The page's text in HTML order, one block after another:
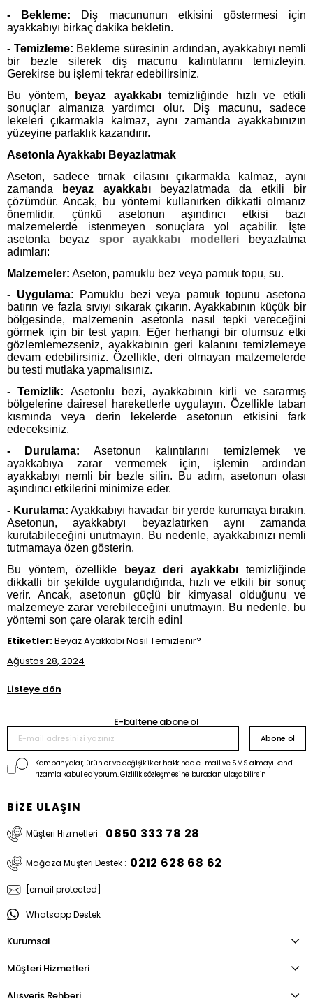
- Bekleme: Diş macununun etkisini göstermesi için
ayakkabıyı birkaç dakika bekletin.
- Temizleme: Bekleme süresinin ardından, ayakkabıyı nemli
bir bezle silerek diş macunu kalıntılarını temizleyin.
Gerekirse bu işlemi tekrar edebilirsiniz.
Bu yöntem,
beyaz ayakkabıtemizliğinde hızlı ve etkili
sonuçlar almanıza yardımcı olur. Diş macunu, sadece
lekeleri çıkarmakla kalmaz, aynı zamanda ayakkabınızın
yüzeyine parlaklık kazandırır.
Asetonla Ayakkabı Beyazlatmak
Aseton, sadece tırnak cilasını çıkarmakla kalmaz, aynı
zamanda
beyaz ayakkabıbeyazlatmada da etkili bir
çözümdür. Ancak, bu yöntemi kullanırken dikkatli olmanız
önemlidir, çünkü asetonun aşındırıcı etkisi bazı
malzemelerde istenmeyen sonuçlara yol açabilir. İşte
asetonla beyaz spor ayakkabı modelleri
beyazlatma
adımları:
Malzemeler: Aseton, pamuklu bez veya pamuk topu, su.
- Uygulama: Pamuklu bezi veya pamuk topunu asetona
batırın ve fazla sıvıyı sıkarak çıkarın. Ayakkabının küçük bir
bölgesinde, malzemenin asetonla nasıl tepki vereceğini
görmek için bir test yapın. Eğer herhangi bir olumsuz etki
gözlemlemezseniz, ayakkabının geri kalanını temizlemeye
devam edebilirsiniz. Özellikle, deri olmayan malzemelerde
bu testi mutlaka yapmalısınız.
- Temizlik: Asetonlu bezi, ayakkabının kirli ve sararmış
bölgelerine dairesel hareketlerle uygulayın. Özellikle taban
kısmında veya derin lekelerde asetonun etkisini fark
edeceksiniz.
- Durulama: Asetonun kalıntılarını temizlemek ve
ayakkabıya zarar vermemek için, işlemin ardından
ayakkabıyı nemli bir bezle silin. Bu adım, asetonun olası
aşındırıcı etkilerini minimize eder.
- Kurulama: Ayakkabıyı havadar bir yerde kurumaya bırakın.
Asetonun, ayakkabıyı beyazlatırken aynı zamanda
kurutabileceğini unutmayın. Bu nedenle, ayakkabınızı nemli
tutmamaya özen gösterin.
Bu yöntem, özellikle
beyaz deri ayakkabı temizliğinde
dikkatli bir şekilde uygulandığında, hızlı ve etkili bir sonuç
verir. Ancak, asetonun güçlü bir kimyasal olduğunu ve
malzemeye zarar verebileceğini unutmayın. Bu nedenle, bu
yöntemi son çare olarak tercih edin!
Etiketler:Beyaz Ayakkabı Nasıl Temizlenir?
Ağustos 28, 2024
Listeye dön
E-bültene abone ol
Abone ol
Kampanyalar, ürünler ve değişiklikler hakkında e-mail ve SMS almayı kendi
rızamla kabul ediyorum. Gizlilik sözleşmesine buradan ulaşabilirsin
BİZE ULAŞIN
Müşteri Hizmetleri : 0850 333 78 28
Mağaza Müşteri Destek : 0212 628 68 62
[email protected]
Whatsapp Destek
Kurumsal
Müşteri Hizmetleri